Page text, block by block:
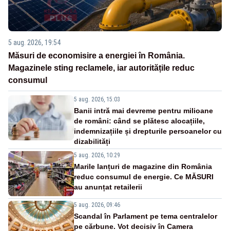
5 aug. 2026, 19:54
Măsuri de economisire a energiei în România.
Magazinele sting reclamele, iar autoritățile reduc
consumul
5 aug. 2026, 15:03
Banii intră mai devreme pentru milioane
de români: când se plătesc alocațiile,
indemnizațiile și drepturile persoanelor cu
dizabilități
5 aug. 2026, 10:29
Marile lanțuri de magazine din România
reduc consumul de energie. Ce MĂSURI
au anunțat retailerii
5 aug. 2026, 09:46
Scandal în Parlament pe tema centralelor
pe cărbune. Vot decisiv în Camera